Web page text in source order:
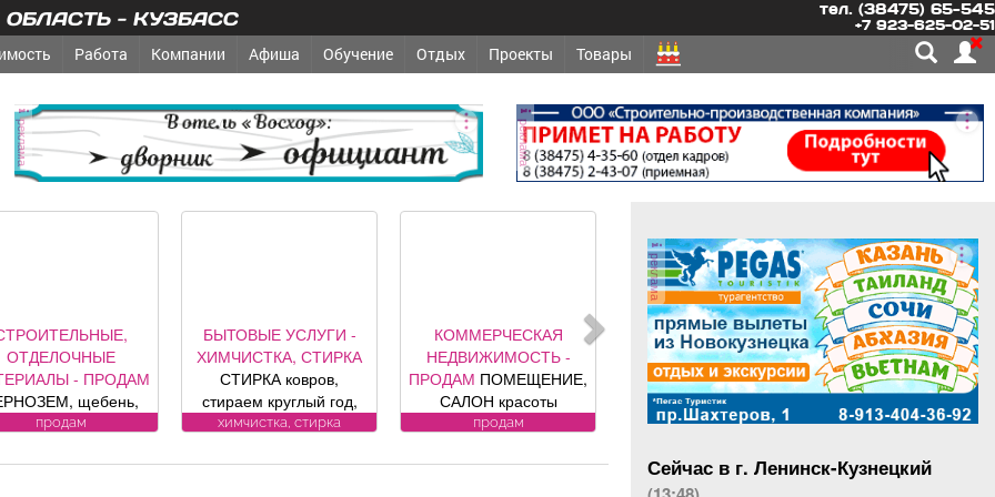
- КУЗБАСС тел. (38475) 65-545
+7 923-625-02-51
Работа Компании Афиша Обучение Отдых Проекты Товары
реклама реклама
ОТДЕЛОЧНЫЕ
- ПРОДАМ
щебень,
песок, уголь, торф,
под заказ,
продам
БЫТОВЫЕ УСЛУГИ -
ХИМЧИСТКА, СТИРКА
СТИРКА ковров,
стираем круглый год,
заберем и привезем
Пенсионерам скидка
химчистка, стирка
КОММЕРЧЕСКАЯ
НЕДВИЖИМОСТЬ -
ПРОДАМ ПОМЕЩЕНИЕ,
САЛОН красоты
«Оазис», площадь 88, 8
Юдина, 1, хороший
продам
реклама
Сейчас в г. Ленинск-Кузнецкий